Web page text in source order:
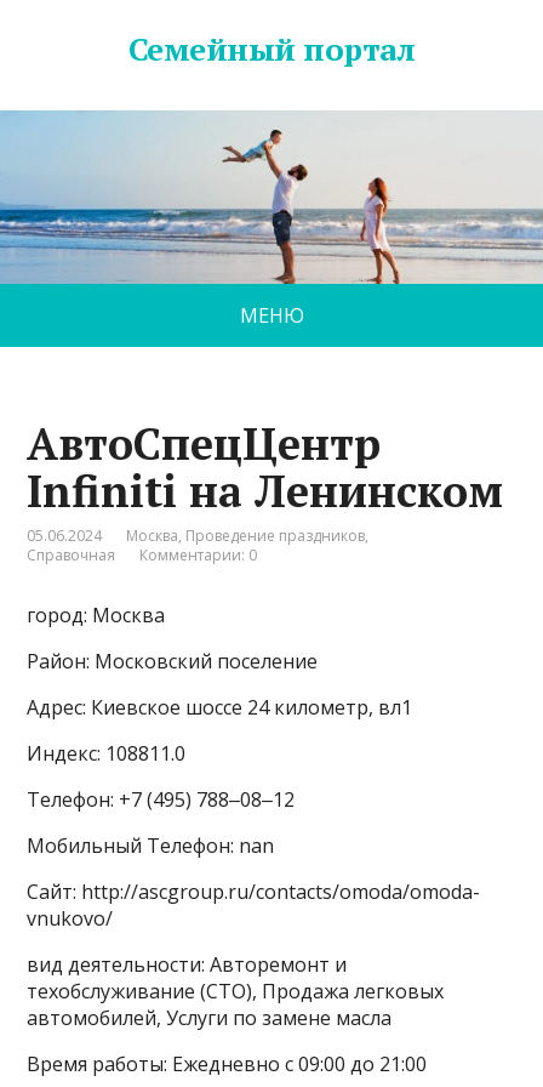
Семейный портал
МЕНЮ
АвтоСпецЦентр
Infiniti на Ленинском
05.06.2024 Москва, Проведение праздников,
Справочная
Комментарии: 0
город: Москва
Район: Московский поселение
Адрес: Киевское шоссе 24 километр, вл1
Индекс: 108811.0
Телефон: +7 (495) 788‒08‒12
Мобильный Телефон: nan
Сайт: http://ascgroup.ru/contacts/omoda/omoda-
vnukovo/
вид деятельности: Авторемонт и
техобслуживание (СТО), Продажа легковых
автомобилей, Услуги по замене масла
Время работы: Ежедневно с 09:00 до 21:00